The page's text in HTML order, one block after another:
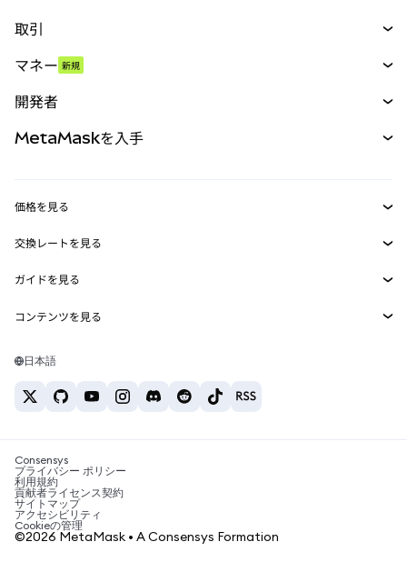
取引
パーペチュアル
RWA
マネー 新規
開発者
MetaMask Connect
Snaps
Web3サービス
MetaMaskを入手
セキュリティ
サポート
キャリア
お問い合わせ
価格を見る
イーサリアムの価格
Solanaの価格
Tetherの価格
交換レートを見る
ETH→USD
USDT→INR
BTC→INR
ETH→USDT
ガイドを見る
ETHの購入
USDTの購入
SHIBの購入
BNBの購入
コンテンツを見る
Solanaウォレット
税制関連ニュース
暗号資産の購入方法は？
ビットコインを売るには？
日本語
Consensys
プライバシー ポリシー
利用規約
貢献者ライセンス契約
サイトマップ
アクセシビリティ
Cookieの管理
©2026 MetaMask • A Consensys Formation